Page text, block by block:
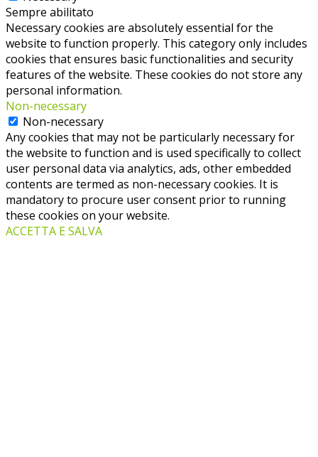
Sempre abilitato
Necessary cookies are absolutely essential for the
website to function properly. This category only includes
cookies that ensures basic functionalities and security
features of the website. These cookies do not store any
personal information.
Non-necessary
Non-necessary
Any cookies that may not be particularly necessary for
the website to function and is used specifically to collect
user personal data via analytics, ads, other embedded
contents are termed as non-necessary cookies. It is
mandatory to procure user consent prior to running
these cookies on your website.
ACCETTA E SALVA